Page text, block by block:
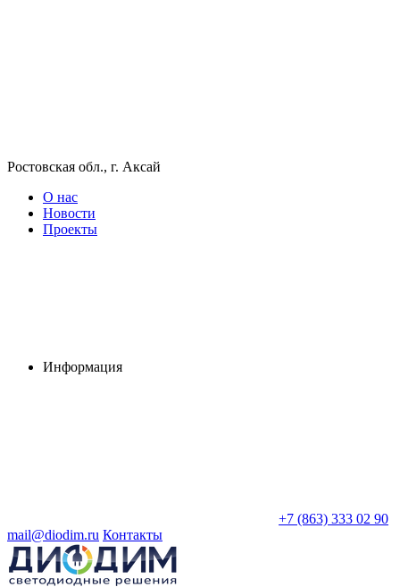
Ростовская обл., г. Аксай
О нас
Новости
Проекты
Информация
+7 (863) 333 02 90
mail@diodim.ru Контакты